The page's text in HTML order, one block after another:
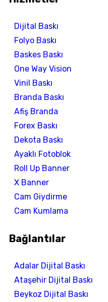
Dijital Baskı
Folyo Baskı
Baskes Baskı
One Way Vision
Vinil Baskı
Branda Baskı
Afiş Branda
Forex Baskı
Dekota Baskı
Ayaklı Fotoblok
Roll Up Banner
X Banner
Cam Giydirme
Cam Kumlama
Bağlantılar
Adalar Dijital Baskı
Ataşehir Dijital Baskı
Beykoz Dijital Baskı